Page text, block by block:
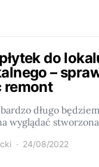
do
–
remont
długo
wyglądać
24/08/2022